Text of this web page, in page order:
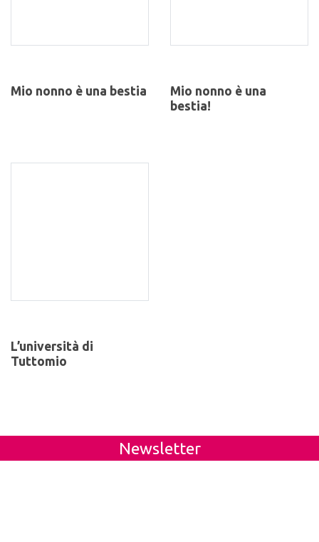
Mio nonno è una bestia
Mio nonno è una
bestia!
L’università di
Tuttomio
Newsletter